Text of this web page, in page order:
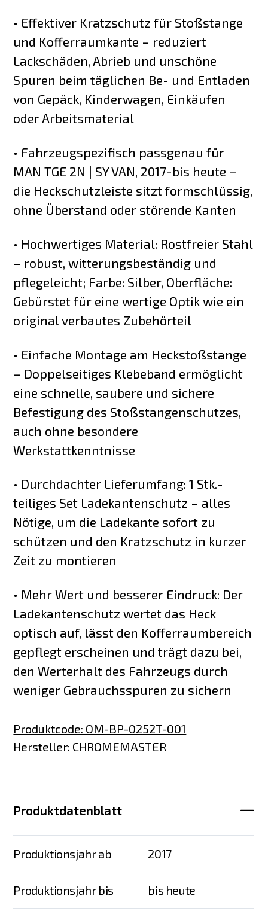
• Effektiver Kratzschutz für Stoßstange
und Kofferraumkante – reduziert
Lackschäden, Abrieb und unschöne
Spuren beim täglichen Be- und Entladen
von Gepäck, Kinderwagen, Einkäufen
oder Arbeitsmaterial
• Fahrzeugspezifisch passgenau für
MAN TGE 2N | SY VAN, 2017-bis heute –
die Heckschutzleiste sitzt formschlüssig,
ohne Überstand oder störende Kanten
• Hochwertiges Material: Rostfreier Stahl
– robust, witterungsbeständig und
pflegeleicht; Farbe: Silber, Oberfläche:
Gebürstet für eine wertige Optik wie ein
original verbautes Zubehörteil
• Einfache Montage am Heckstoßstange
– Doppelseitiges Klebeband ermöglicht
eine schnelle, saubere und sichere
Befestigung des Stoßstangenschutzes,
auch ohne besondere
Werkstattkenntnisse
• Durchdachter Lieferumfang: 1 Stk.-
teiliges Set Ladekantenschutz – alles
Nötige, um die Ladekante sofort zu
schützen und den Kratzschutz in kurzer
Zeit zu montieren
• Mehr Wert und besserer Eindruck: Der
Ladekantenschutz wertet das Heck
optisch auf, lässt den Kofferraumbereich
gepflegt erscheinen und trägt dazu bei,
den Werterhalt des Fahrzeugs durch
weniger Gebrauchsspuren zu sichern
Produktcode: OM-BP-0252T-001
Hersteller: CHROMEMASTER
Produktdatenblatt
Produktionsjahr ab 2017
Produktionsjahr bis bis heute